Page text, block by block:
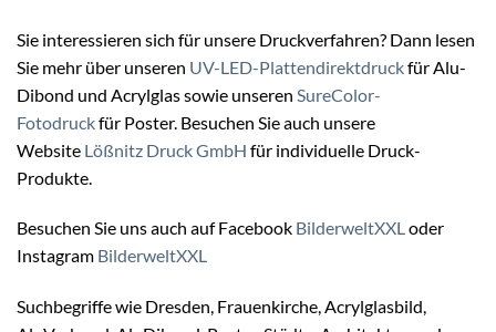
Sie interessieren sich für unsere Druckverfahren? Dann lesen
Sie mehr über unseren UV-LED-Plattendirektdruckfür Alu-
Dibond und Acrylglas sowie unseren SureColor-
Fotodruckfür Poster. Besuchen Sie auch unsere
Website Lößnitz Druck GmbH für individuelle Druck-
Produkte.
Besuchen Sie uns auch auf Facebook BilderweltXXLoder
Instagram BilderweltXXL
Suchbegriffe wie Dresden, Frauenkirche, Acrylglasbild,